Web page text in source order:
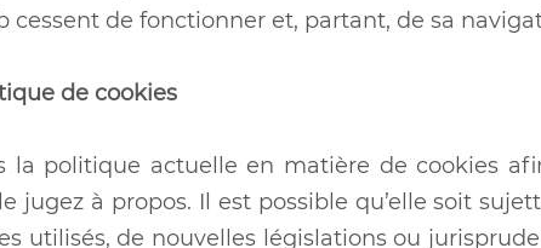
cessent de fonctionner et, partant, de sa
de cookies
la politique actuelle en matière de cookies
jugez à propos. Il est possible qu’elle soit
utilisés, de nouvelles législations ou